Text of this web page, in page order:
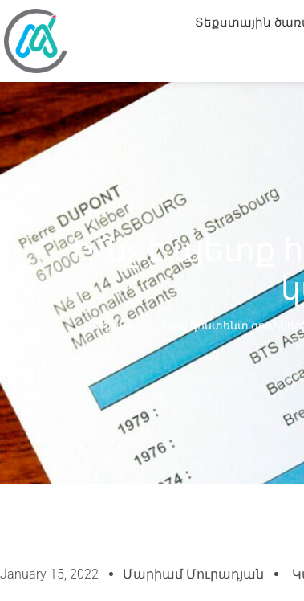
Տեքստային
Ի՞նչ է պետք
Գլխավոր Բլոգ կոնտենտ
January 15, 2022 Մարիամ Մուրադյան